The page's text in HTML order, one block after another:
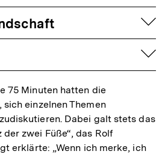
75 Minuten hatten die
einzelnen Themen
Dabei galt stets das
der zwei Füße“, das Rolf
erklärte: „Wenn ich merke, ich